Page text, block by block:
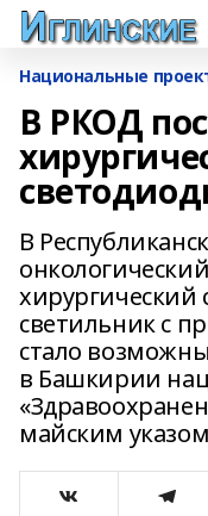
Национальные
В РКОД
В
хирургический
светильник с
стало
в Башкирии
майским